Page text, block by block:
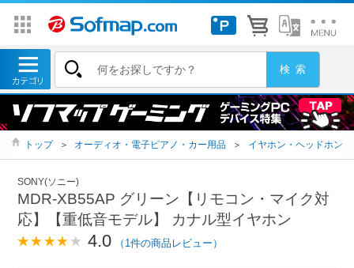
トップ ＞ オーディオ・電子ピアノ・カー用品 ＞ イヤホン・ヘッドホン
SONY(ソニー)
MDR-XB55AP グリーン【リモコン・マイク対
応】【重低音モデル】 カナル型イヤホン
4.0 （1件の商品レビュー）